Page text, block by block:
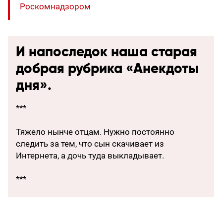
Роскомнадзором
И напоследок наша старая
добрая рубрика «Анекдоты
дня».
***
Тяжело нынче отцам. Нужно постоянно
следить за тем, что сын скачивает из
Интернета, а дочь туда выкладывает.
***